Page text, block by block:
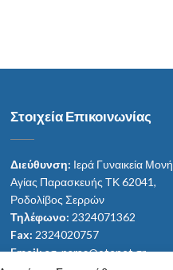
Στοιχεία Επικοινωνίας
Διεύθυνση: Ιερά Γυναικεία Μονή
Αγίας Παρασκευής ΤΚ 62041,
Ροδολίβος Σερρών
Τηλέφωνο: 2324071362
Fax: 2324020757
Email:ag_paras@otenet.gr